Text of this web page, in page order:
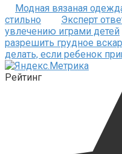
Модная вязаная
стильно
Эксперт
увлечению играми детей
разрешить грудное
делать, если ребенок
Рейтинг